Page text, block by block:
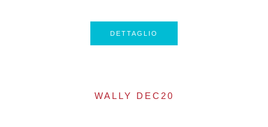
DETTAGLIO
WALLY DEC20